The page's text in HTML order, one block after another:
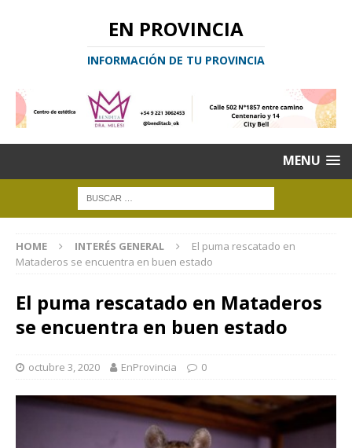
EN PROVINCIA
INFORMACIÓN DE TU PROVINCIA
MENU
HOME INTERÉS GENERAL
El puma rescatado en
Mataderos se encuentra en buen estado
El puma rescatado en Mataderos
se encuentra en buen estado
octubre 3, 2020 EnProvincia 0